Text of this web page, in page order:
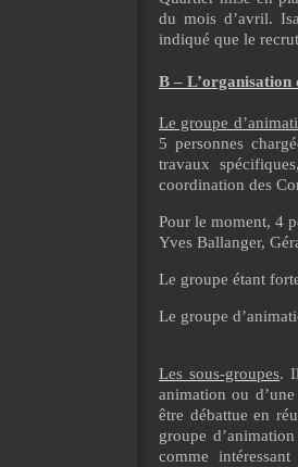
du mois d’avril.
indiqué que le
B – L’organisation
Le groupe
5 personnes
travaux
coordination des
Pour le moment, 4
Yves Ballanger,
Le groupe étant
Le groupe
Les sous-groupes.
animation ou
être débattue en
groupe
comme